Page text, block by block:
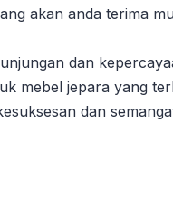
akan anda terima
dan
mebel jepara yang
dan